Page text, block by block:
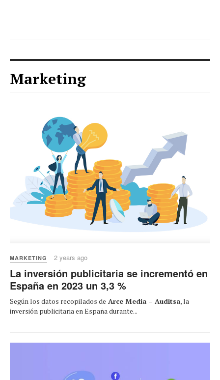
Marketing
MARKETING 2 years ago
La inversión publicitaria se incrementó en
España en 2023 un 3,3 %
Según los datos recopilados de Arce Media – Auditsa, la
inversión publicitaria en España durante...